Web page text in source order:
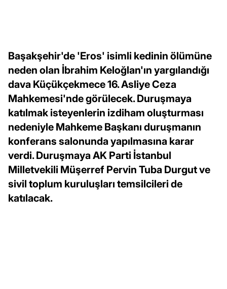
Başakşehir'de 'Eros' isimli kedinin ölümüne
neden olan İbrahim Keloğlan'ın yargılandığı
dava Küçükçekmece 16. Asliye Ceza
Mahkemesi'nde görülecek. Duruşmaya
katılmak isteyenlerin izdiham oluşturması
nedeniyle Mahkeme Başkanı duruşmanın
konferans salonunda yapılmasına karar
verdi. Duruşmaya AK Parti İstanbul
Milletvekili Müşerref Pervin Tuba Durgut ve
sivil toplum kuruluşları temsilcileri de
katılacak.